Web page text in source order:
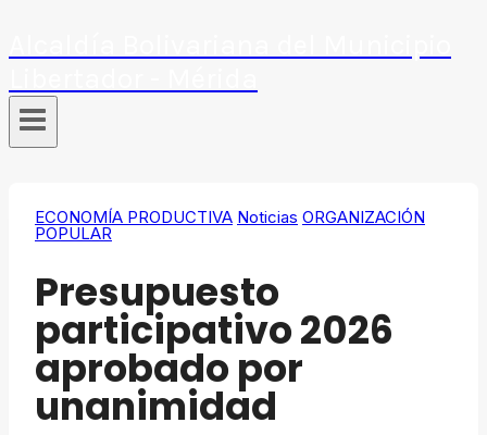
ECONOMÍA PRODUCTIVA Noticias ORGANIZACIÓN
POPULAR
Presupuesto
participativo 2026
aprobado por
unanimidad